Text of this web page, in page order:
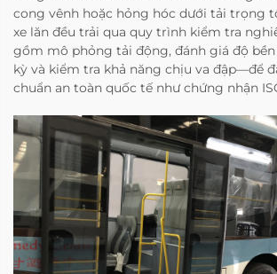
cong vênh hoặc hỏng hóc dưới tải trọng
xe lăn đều trải qua quy trình kiểm tra
gồm mô phỏng tải động, đánh giá độ
kỳ và kiểm tra khả năng chịu va đập—để
chuẩn an toàn quốc tế như chứng nhận